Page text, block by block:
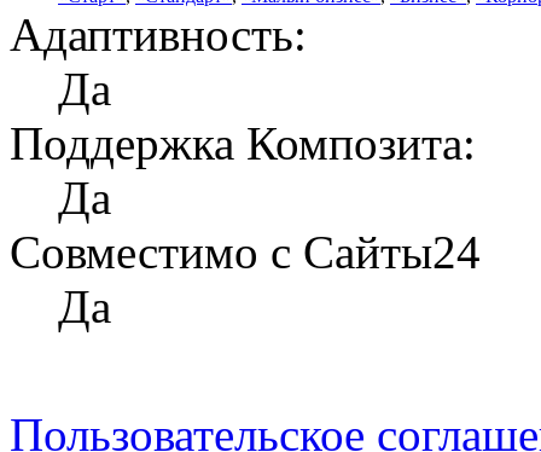
Адаптивность:
Да
Поддержка Композита:
Да
Совместимо с Сайты24
Да
Пользовательское